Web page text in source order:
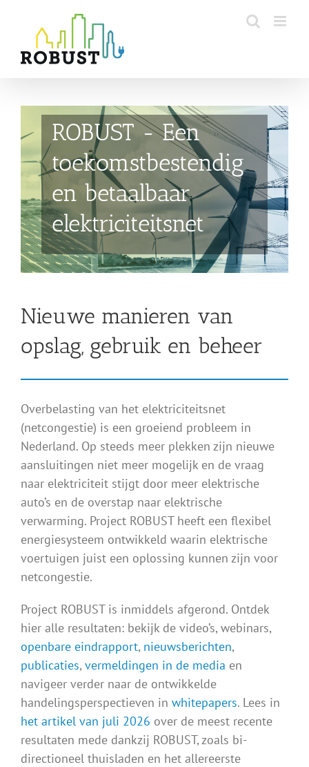
content
ROBUST - Een
toekomstbestendig
en betaalbaar
elektriciteitsnet
Nieuwe manieren van
opslag, gebruik en beheer
Overbelasting van het elektriciteitsnet
(netcongestie) is een groeiend probleem in
Nederland. Op steeds meer plekken zijn nieuwe
aansluitingen niet meer mogelijk en de vraag
naar elektriciteit stijgt door meer elektrische
auto’s en de overstap naar elektrische
verwarming. Project ROBUST heeft een flexibel
energiesysteem ontwikkeld waarin elektrische
voertuigen juist een oplossing kunnen zijn voor
netcongestie.
Project ROBUST is inmiddels afgerond. Ontdek
hier alle resultaten: bekijk de video’s, webinars,
openbare eindrapport, nieuwsberichten,
publicaties, vermeldingen in de media en
navigeer verder naar de ontwikkelde
handelingsperspectieven in whitepapers. Lees in
het artikel van juli 2026 over de meest recente
resultaten mede dankzij ROBUST, zoals bi-
directioneel thuisladen en het allereerste